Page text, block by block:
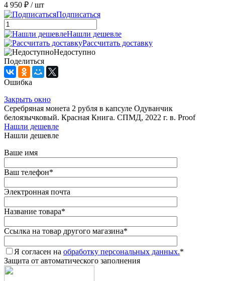
4 950 ₽ / шт
Подписаться
Нашли дешевле
Рассчитать доставку
Недоступно
Поделиться
Ошибка
Закрыть окно
Серебряная монета 2 рубля в капсуле Одуванчик
белоязычковый. Красная Книга. СПМД, 2022 г. в. Proof
Нашли дешевле
Нашли дешевле
Ваше имя
Ваш телефон*
Электронная почта
Название товара*
Ссылка на товар другого магазина*
Я согласен на обработку персональных данных.*
Защита от автоматического заполнения